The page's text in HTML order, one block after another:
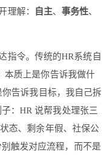
理解： 自主、事务性、
指令。传统的HR系统自
本质上是你告诉我做什
告诉我目标，我自己拆
：HR 说帮我处理张三
态、剩余年假、社保公
触发对应流程，而不是